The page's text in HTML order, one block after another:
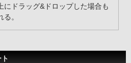
にドラッグ&ドロップした場合も
。